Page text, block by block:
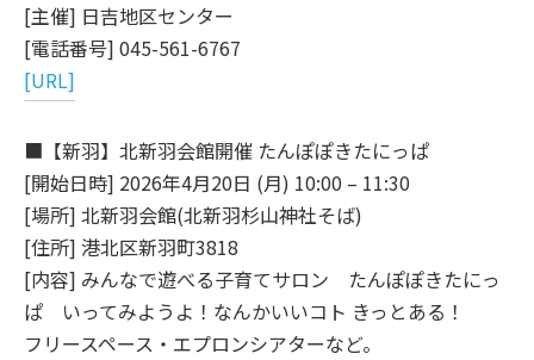
[主催] 日吉地区センター
[電話番号] 045-561-6767
[URL]
■【新羽】北新羽会館開催 たんぽぽきたにっぱ
[開始日時] 2026年4月20日 (月) 10:00 – 11:30
[場所] 北新羽会館(北新羽杉山神社そば)
[住所] 港北区新羽町3818
[内容] みんなで遊べる子育てサロン たんぽぽきたにっ
ぱ いってみようよ！なんかいいコト きっとある！
フリースペース・エプロンシアターなど。